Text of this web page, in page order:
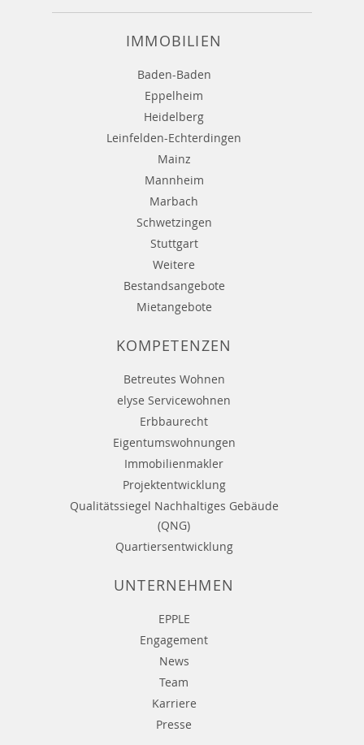
IMMOBILIEN
Baden-Baden
Eppelheim
Heidelberg
Leinfelden-Echterdingen
Mainz
Mannheim
Marbach
Schwetzingen
Stuttgart
Weitere
Bestandsangebote
Mietangebote
KOMPETENZEN
Betreutes Wohnen
elyse Servicewohnen
Erbbaurecht
Eigentumswohnungen
Immobilienmakler
Projektentwicklung
Qualitätssiegel Nachhaltiges Gebäude
(QNG)
Quartiersentwicklung
UNTERNEHMEN
EPPLE
Engagement
News
Team
Karriere
Presse